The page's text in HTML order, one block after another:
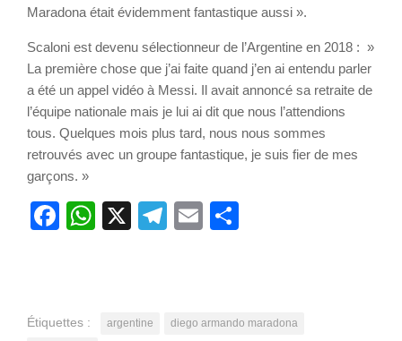
Maradona était évidemment fantastique aussi ».
Scaloni est devenu sélectionneur de l’Argentine en 2018 : »
La première chose que j’ai faite quand j’en ai entendu parler
a été un appel vidéo à Messi. Il avait annoncé sa retraite de
l’équipe nationale mais je lui ai dit que nous l’attendions
tous. Quelques mois plus tard, nous nous sommes
retrouvés avec un groupe fantastique, je suis fier de mes
garçons. »
Facebook
WhatsApp
X Telegram
Email
Étiquettes : argentine
diego armando maradona